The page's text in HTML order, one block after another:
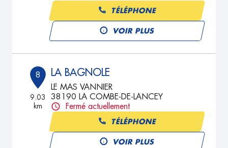
TÉLÉPHONE
VOIR PLUS
8
9.03
km
LA BAGNOLE
LE MAS VANNIER
38190 LA COMBE-DE-LANCEY
Fermé actuellement
TÉLÉPHONE
VOIR PLUS